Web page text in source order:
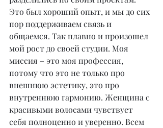
Это был хороший опыт, и мы до сих
пор поддерживаем связь и
общаемся. Так плавно и произошел
мой рост до своей студии. Моя
миссия – это моя профессия,
потому что это не только про
внешнюю эстетику, это про
внутреннюю гармонию. Женщина с
красивыми волосами чувствует
себя полноценно и уверенно. Всем